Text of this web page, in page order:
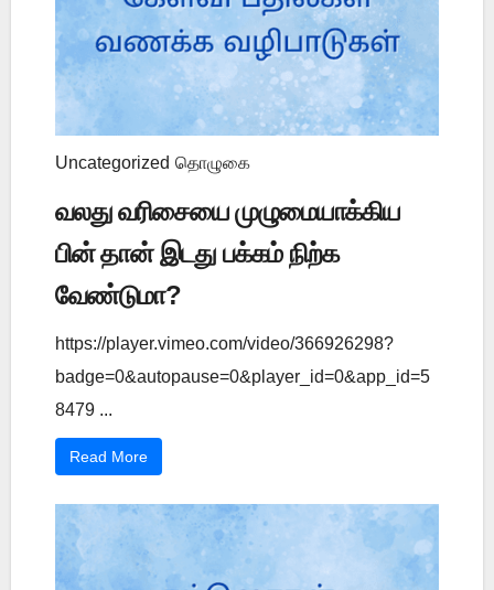
Uncategorized தொழுகை
வலது வரிசையை முழுமையாக்கிய
பின் தான் இடது பக்கம் நிற்க
வேண்டுமா?
https://player.vimeo.com/video/366926298?
badge=0&autopause=0&player_id=0&app_id=5
8479 ...
Read More